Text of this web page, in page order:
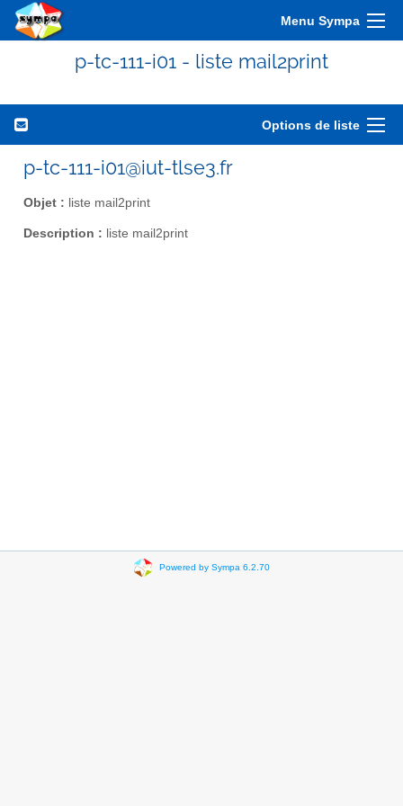
Menu Sympa
p-tc-111-i01 - liste mail2print
Options de liste
p-tc-111-i01@iut-tlse3.fr
Objet : liste mail2print
Description : liste mail2print
Powered by Sympa 6.2.70